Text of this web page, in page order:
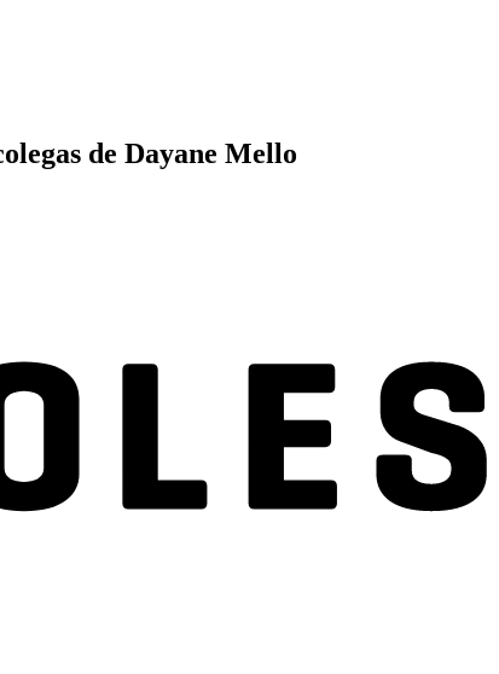
de Dayane Mello